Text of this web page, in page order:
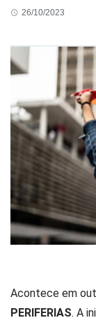
26/10/2023
Acontece em
PERIFERIAS. A